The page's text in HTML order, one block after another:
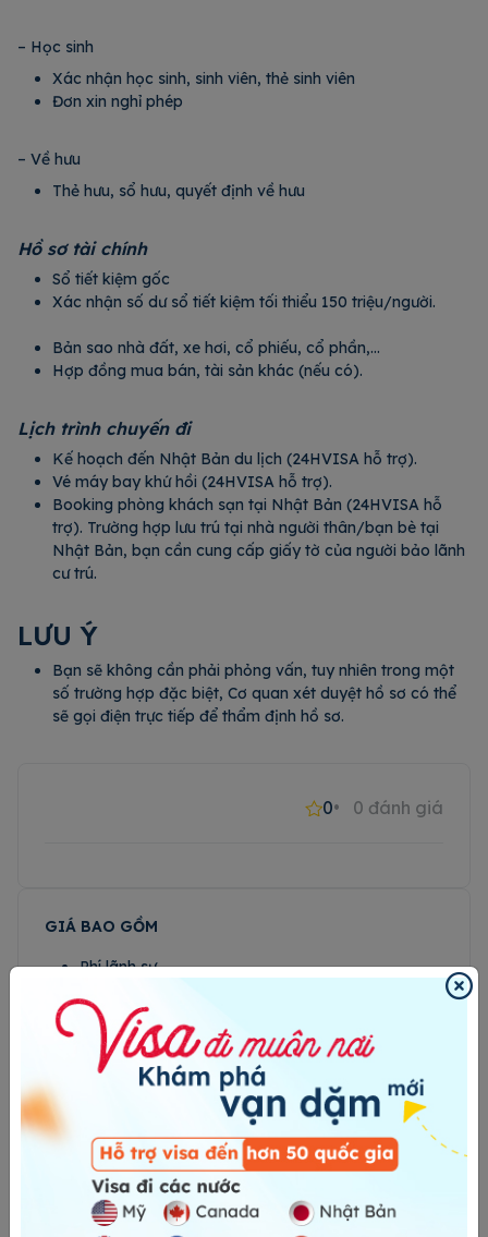
– Học sinh
Xác nhận học sinh, sinh viên, thẻ sinh viên
Đơn xin nghỉ phép
– Về hưu
Thẻ hưu, sổ hưu, quyết định về hưu
Hồ sơ tài chính
Sổ tiết kiệm gốc
Xác nhận số dư sổ tiết kiệm tối thiểu 150 triệu/người.
Bản sao nhà đất, xe hơi, cổ phiếu, cổ phần,…
Hợp đồng mua bán, tài sản khác (nếu có).
Lịch trình chuyến đi
Kế hoạch đến Nhật Bản du lịch (24HVISA hỗ trợ).
Vé máy bay khứ hồi (24HVISA hỗ trợ).
Booking phòng khách sạn tại Nhật Bản (24HVISA hỗ
trợ). Trường hợp lưu trú tại nhà người thân/bạn bè tại
Nhật Bản, bạn cần cung cấp giấy tờ của người bảo lãnh
cư trú.
LƯU Ý
Bạn sẽ không cần phải phỏng vấn, tuy nhiên trong một
số trường hợp đặc biệt, Cơ quan xét duyệt hồ sơ có thể
sẽ gọi điện trực tiếp để thẩm định hồ sơ.
0 0 đánh giá
GIÁ BAO GỒM
Phí lãnh sự
GIÁ KHÔNG BAO GỒM
Bảo hiểm theo yêu cầu
Vé máy bay và nơi lưu trú
Phí xử lý hồ sơ khẩn (nếu có)
Xe đưa đón sân bay
LƯU Ý